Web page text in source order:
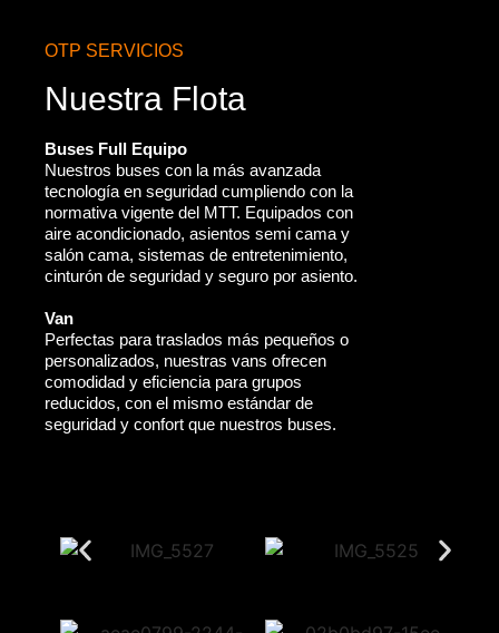
OTP SERVICIOS
Nuestra Flota
Buses Full Equipo
Nuestros buses con la más avanzada
tecnología en seguridad cumpliendo con la
normativa vigente del MTT. Equipados con
aire acondicionado, asientos semi cama y
salón cama, sistemas de entretenimiento,
cinturón de seguridad y seguro por asiento.
Van
Perfectas para traslados más pequeños o
personalizados, nuestras vans ofrecen
comodidad y eficiencia para grupos
reducidos, con el mismo estándar de
seguridad y confort que nuestros buses.